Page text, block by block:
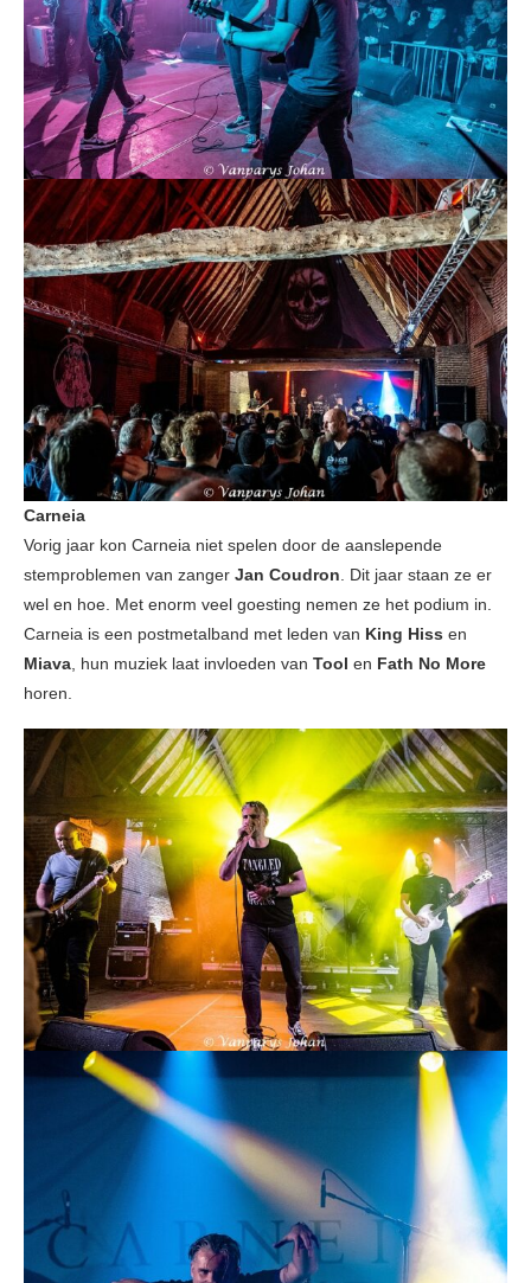
Carneia
Vorig jaar kon Carneia niet spelen door de aanslepende
stemproblemen van zanger Jan Coudron . Dit jaar staan ze er
wel en hoe. Met enorm veel goesting nemen ze het podium in.
Carneia is een postmetalband met leden van King Hiss en
Miava , hun muziek laat invloeden van Tool en Fath No More
horen.